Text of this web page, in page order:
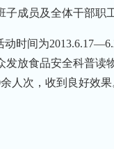
成员及全体干部职
动时间为
发放食品安全科普
人次，收到良好效果